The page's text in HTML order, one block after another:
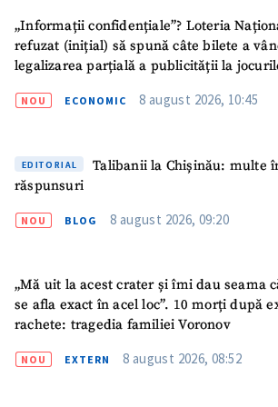
„Informații confidențiale”? Loteria
refuzat (inițial) să spună câte bilete a
legalizarea parțială a publicității la
NOU ECONOMIC 8 august 2026, 10:45
EDITORIAL
Talibanii la Chișinău: multe
răspunsuri
NOU BLOG 8 august 2026, 09:20
„Mă uit la acest crater și îmi dau seama
se afla exact în acel loc”. 10 morți după
rachete: tragedia familiei Voronov
NOU EXTERN 8 august 2026, 08:52
Link media+ Link media
CONTACT SURSĂ
Sursă anonimă
Email+ Emailul meu
Telefon
+ Telefon personal